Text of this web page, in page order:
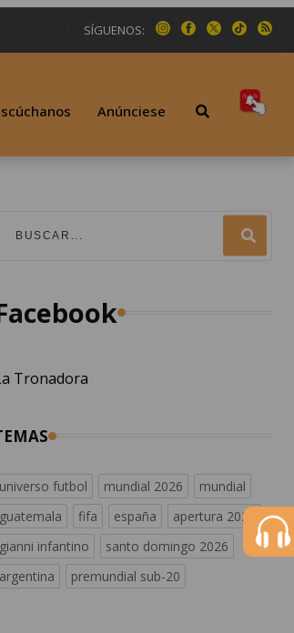
SÍGUENOS:
Anúnciese
Tronadora
universo futbol mundial 2026
mundial
guatemala
fifa españa
apertura 2026
gianni infantino
santo domingo 2026
argentina
premundial sub-20